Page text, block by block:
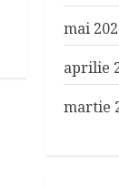
mai
aprilie
martie